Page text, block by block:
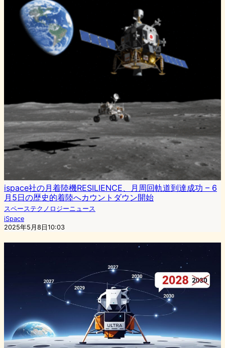
ispace社の月着陸機RESILIENCE、月周回軌道到達成功 – 6
月5日の歴史的着陸へカウントダウン開始
スペーステクノロジーニュース
iSpace
2025年5月8日10:03